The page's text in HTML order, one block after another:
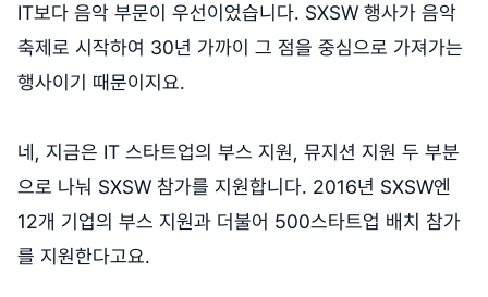
IT보다 음악 부문이 우선이었습니다. SXSW 행사가 음악
축제로 시작하여 30년 가까이 그 점을 중심으로 가져가는
행사이기 때문이지요.
네, 지금은 IT 스타트업의 부스 지원, 뮤지션 지원 두 부분
으로 나눠 SXSW 참가를 지원합니다. 2016년 SXSW엔
12개 기업의 부스 지원과 더불어 500스타트업 배치 참가
를 지원한다고요.